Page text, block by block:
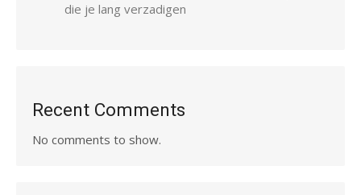
die je lang verzadigen
Recent Comments
No comments to show.